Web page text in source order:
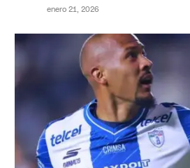
enero 21, 2026